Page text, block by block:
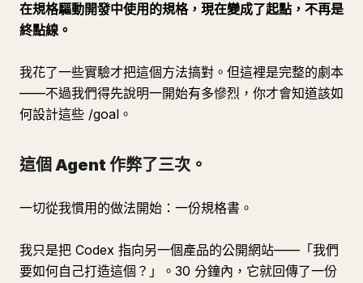
在規格驅動開發中使用的規格，現在變成了起點，不再是
終點線。
我花了一些實驗才把這個方法搞對。但這裡是完整的劇本
——不過我們得先說明一開始有多慘烈，你才會知道該如
何設計這些 /goal。
這個 Agent 作弊了三次。
一切從我慣用的做法開始：一份規格書。
我只是把 Codex 指向另一個產品的公開網站——「我們
要如何自己打造這個？」。30 分鐘內，它就回傳了一份